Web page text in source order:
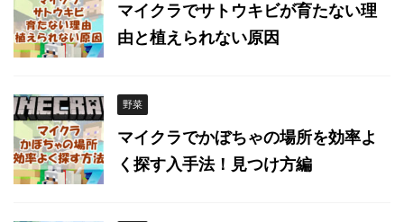
マイクラでサトウキビが育たない理
由と植えられない原因
野菜
マイクラでかぼちゃの場所を効率よ
く探す入手法！見つけ方編